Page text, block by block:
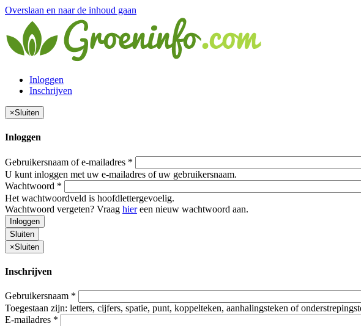
Overslaan en naar de inhoud gaan
Inloggen
Inschrijven
×Sluiten
Inloggen
Gebruikersnaam of e-mailadres *
U kunt inloggen met uw e-mailadres of uw gebruikersnaam.
Wachtwoord *
Het wachtwoordveld is hoofdlettergevoelig.
Wachtwoord vergeten? Vraag hiereen nieuw wachtwoord aan.
Inloggen
Sluiten
×Sluiten
Inschrijven
Gebruikersnaam *
Toegestaan zijn: letters, cijfers, spatie, punt, koppelteken, aanhalingsteken of
E-mailadres *